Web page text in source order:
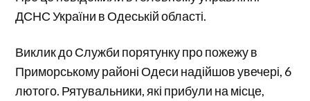
ДСНС України в Одеській області.
Виклик до Служби порятунку про пожежу в
Приморському районі Одеси надійшов увечері, 6
лютого. Рятувальники, які прибули на місце,